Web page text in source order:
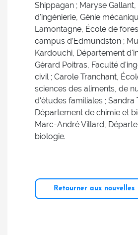
Shippagan ; Maryse
d'ingénierie, Génie
Lamontagne, École de
campus d’Edmundston ;
Kardouchi, Département
Gérard Poitras, Faculté
civil ; Carole Tranchant,
sciences des aliments, de
d'études familiales ; Sandra
Département de chimie et
Marc-André Villard,
biologie.
Retourner aux nouvelles